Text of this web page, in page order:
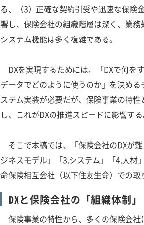
る、（3）正確な契約引受や迅速な保険
響し、保険会社の組織階層は深く、業務
システム機能は多く複雑である。
DXを実現するためには、「DXで何を
データでどのように使うのか」を決め
ステム実装が必要だが、保険事業の特
し、これがDXの推進スピードに影響する
そこで本稿では、「保険会社のDXが
ジネスモデル」「3.システム」「4.人材
命保険相互会社（以下住友生命）での取
DXと保険会社の「組織体制」
保険事業の特性から、多くの保険会